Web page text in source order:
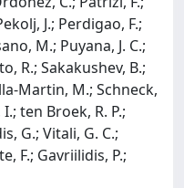
J.; Perdigao, F.;
M.; Puyana, J. C.;
R.; Sakakushev, B.;
Martin, M.; Schneck,
ten Broek, R. P.;
G.; Vitali, G. C.;
F.; Gavriilidis, P.;